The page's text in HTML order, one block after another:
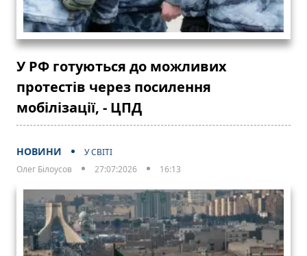
У РФ готуються до можливих
протестів через посилення
мобілізації, - ЦПД
НОВИНИ
У СВІТІ
Олег Білоусов
27:07:2026 16:13